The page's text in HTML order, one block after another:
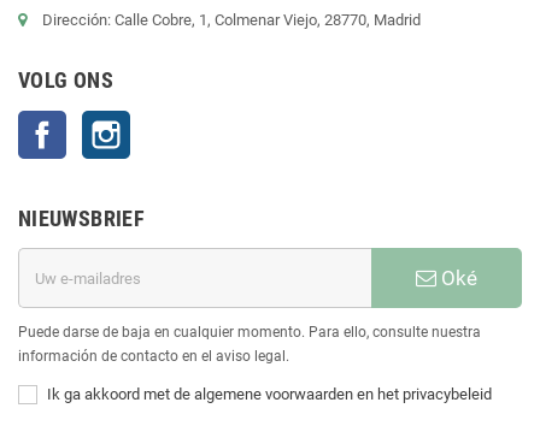
Dirección: Calle Cobre, 1, Colmenar Viejo, 28770, Madrid
VOLG ONS
Facebook
NIEUWSBRIEF
Oké
Puede darse de baja en cualquier momento. Para ello, consulte nuestra
información de contacto en el aviso legal.
Ik ga akkoord met de algemene voorwaarden en het privacybeleid